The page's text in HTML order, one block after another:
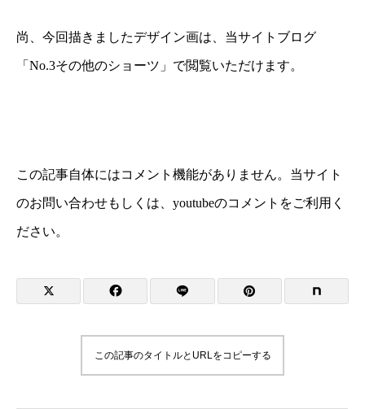
尚、今回描きましたデザイン画は、当サイトブログ
「No.3その他のショーツ」で閲覧いただけます。
この記事自体にはコメント機能がありません。当サイト
のお問い合わせもしくは、youtubeのコメントをご利用く
ださい。
この記事のタイトルとURLをコピーする